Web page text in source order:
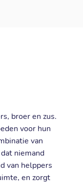
broer en zus.
voor hun
van
niemand
van helppers
en zorgt